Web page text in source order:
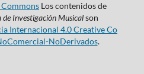
Los contenidos de
de Investigación Musicalson
Internacional 4.0 Creative Co
NoDerivados.